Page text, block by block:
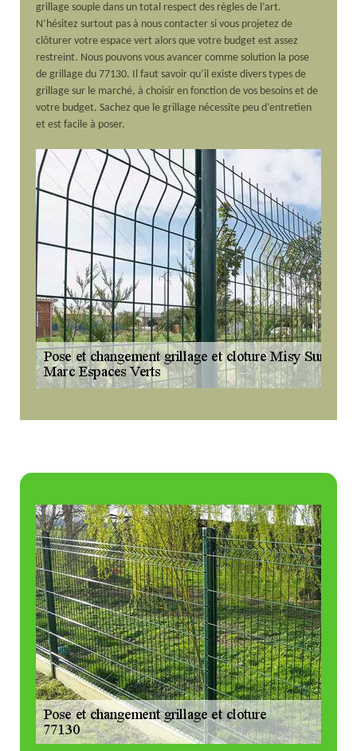
grillage souple dans un total respect des règles de l’art.
N’hésitez surtout pas à nous contacter si vous projetez de
clôturer votre espace vert alors que votre budget est assez
restreint. Nous pouvons vous avancer comme solution la pose
de grillage du 77130. Il faut savoir qu’il existe divers types de
grillage sur le marché, à choisir en fonction de vos besoins et de
votre budget. Sachez que le grillage nécessite peu d’entretien
et est facile à poser.